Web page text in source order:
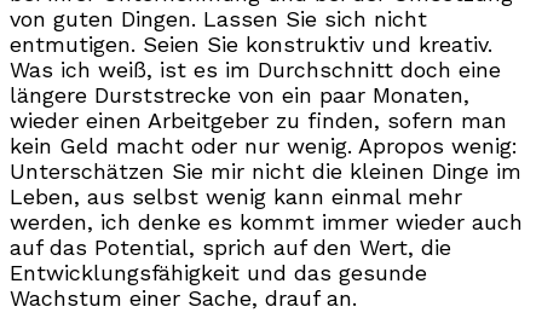
von guten Dingen. Lassen Sie sich nicht
entmutigen. Seien Sie konstruktiv und kreativ.
Was ich weiß, ist es im Durchschnitt doch eine
längere Durststrecke von ein paar Monaten,
wieder einen Arbeitgeber zu finden, sofern man
kein Geld macht oder nur wenig. Apropos wenig:
Unterschätzen Sie mir nicht die kleinen Dinge im
Leben, aus selbst wenig kann einmal mehr
werden, ich denke es kommt immer wieder auch
auf das Potential, sprich auf den Wert, die
Entwicklungsfähigkeit und das gesunde
Wachstum einer Sache, drauf an.